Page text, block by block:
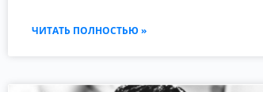
ЧИТАТЬ ПОЛНОСТЬЮ »